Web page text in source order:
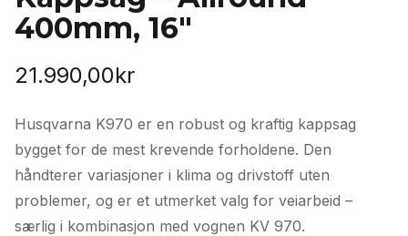
400mm, 16"
21.990,00kr
Husqvarna K970 er en robust og kraftig kappsag
bygget for de mest krevende forholdene. Den
håndterer variasjoner i klima og drivstoff uten
problemer, og er et utmerket valg for veiarbeid –
særlig i kombinasjon med vognen KV 970.